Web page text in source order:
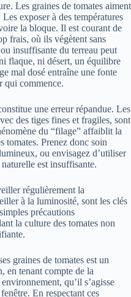
Les graines de tomates aiment
exposer à des températures
la bloque. Il est courant de
frais, où ils végètent sans
insuffisante du terreau peut
flaque, ni désert, un équilibre
mal dosé entraîne une fonte
qui commence.
une erreur répandue. Les
des tiges fines et fragiles, sont
du “filage” affaiblit la
tomates. Prenez donc soin
ou envisagez d’utiliser
est insuffisante.
régulièrement la
à la luminosité, sont les clés
précautions
la culture des tomates non
graines de tomates est un
en tenant compte de la
qu’il s’agisse
En respectant ces